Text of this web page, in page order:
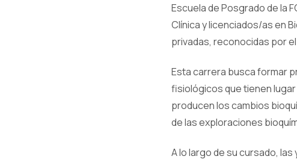
Escuela de Posgrado de la
Clínica y licenciados/as en
privadas, reconocidas por
Esta carrera busca formar
fisiológicos que tienen
producen los cambios
de las exploraciones
A lo largo de su cursado,